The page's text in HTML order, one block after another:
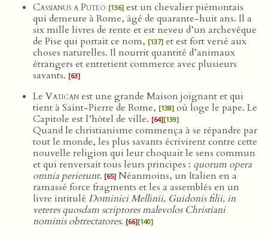
Cassianus a Puteo [136] est un chevalier piémontais
qui demeure à Rome, âgé de quarante-huit ans. Il a
six mille livres de rente et est neveu d’un archevêque
de Pise qui portait ce nom, [137] et est fort versé aux
choses naturelles. Il nourrit quantité d’animaux
étrangers et entretient commerce avec plusieurs
savants. [63]
Le Vaticanest une grande Maison joignant et qui
tient à Saint-Pierre de Rome, [138] où loge le pape. Le
Capitole est l’hôtel de ville. [64][139]
Quand le christianisme commença à se répandre par
tout le monde, les plus savants écrivirent contre cette
nouvelle religion qui leur choquait le sens commun
et qui renversait tous leurs principes : quorum opera
omnia perierunt. [65] Néanmoins, un Italien en a
ramassé force fragments et les a assemblés en un
livre intitulé Dominici Mellinii, Guidonis filii, in
veteres quosdam scriptores malevolos Christiani
nominis obtrectatores. [66][140]